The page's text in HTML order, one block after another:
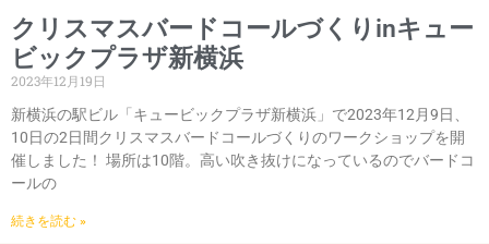
クリスマスバードコールづくりinキュー
ビックプラザ新横浜
2023年12月19日
新横浜の駅ビル「キュービックプラザ新横浜」で2023年12月9日、
10日の2日間クリスマスバードコールづくりのワークショップを開
催しました！ 場所は10階。高い吹き抜けになっているのでバードコ
ールの
続きを読む »